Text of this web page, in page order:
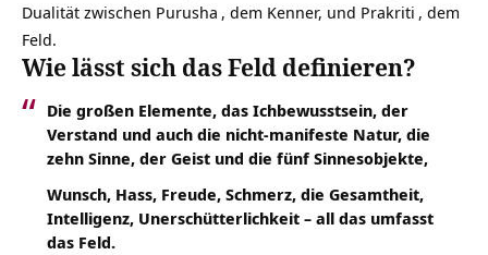
Dualität zwischen Purusha , dem Kenner, und Prakriti , dem
Feld.
Wie lässt sich das Feld definieren?
Die großen Elemente, das Ichbewusstsein, der
Verstand und auch die nicht-manifeste Natur, die
zehn Sinne, der Geist und die fünf Sinnesobjekte,
Wunsch, Hass, Freude, Schmerz, die Gesamtheit,
Intelligenz, Unerschütterlichkeit – all das umfasst
das Feld.